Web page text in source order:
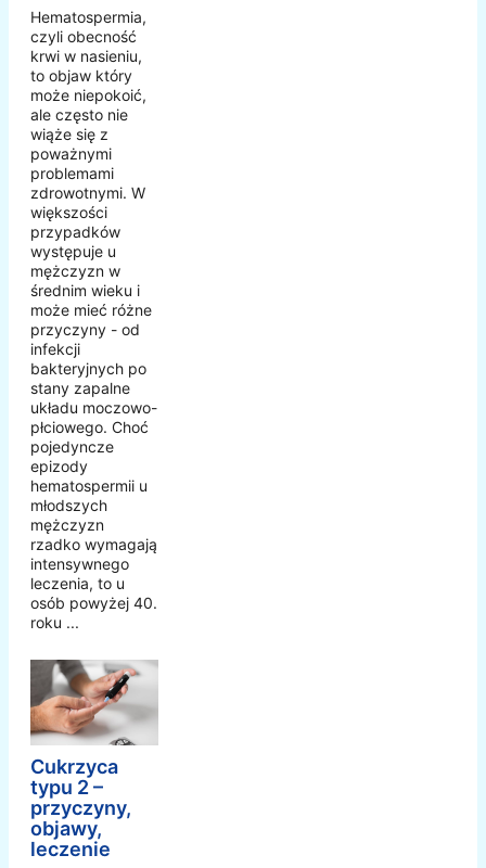
Hematospermia,
czyli obecność
krwi w nasieniu,
to objaw który
może niepokoić,
ale często nie
wiąże się z
poważnymi
problemami
zdrowotnymi. W
większości
przypadków
występuje u
mężczyzn w
średnim wieku i
może mieć różne
przyczyny - od
infekcji
bakteryjnych po
stany zapalne
układu moczowo-
płciowego. Choć
pojedyncze
epizody
hematospermii u
młodszych
mężczyzn
rzadko wymagają
intensywnego
leczenia, to u
osób powyżej 40.
roku ...
Cukrzyca
typu 2 –
przyczyny,
objawy,
leczenie